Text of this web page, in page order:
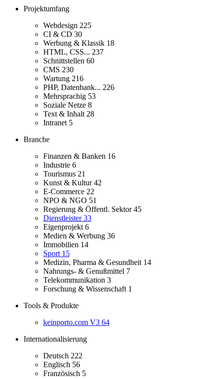
Projektumfang
Webdesign 225
CI & CD 30
Werbung & Klassik 18
HTML, CSS... 237
Schnittstellen 60
CMS 230
Wartung 216
PHP, Datenbank... 226
Mehrsprachig 53
Soziale Netze 8
Text & Inhalt 28
Intranet 5
Branche
Finanzen & Banken 16
Industrie 6
Tourismus 21
Kunst & Kultur42
E-Commerce 22
NPO & NGO 51
Regierung & Öffentl. Sektor45
Dienstleister33
Eigenprojekt 6
Medien & Werbung 36
Immobilien 14
Sport 15
Medizin, Pharma & Gesundheit 14
Nahrungs- & Genußmittel 7
Telekommunikation 3
Forschung & Wissenschaft 1
Tools & Produkte
keinporto.com V3 64
Internationalisierung
Deutsch 222
Englisch 56
Französisch 5